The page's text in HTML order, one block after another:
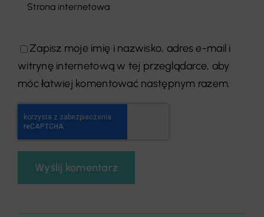
Zapisz moje imię i nazwisko, adres e-mail i
witrynę internetową w tej przeglądarce, aby
móc łatwiej komentować następnym razem.